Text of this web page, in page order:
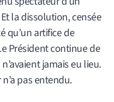
la dissolution, censée
qu’un artifice de
Président continue de
jamais eu lieu.
pas entendu.